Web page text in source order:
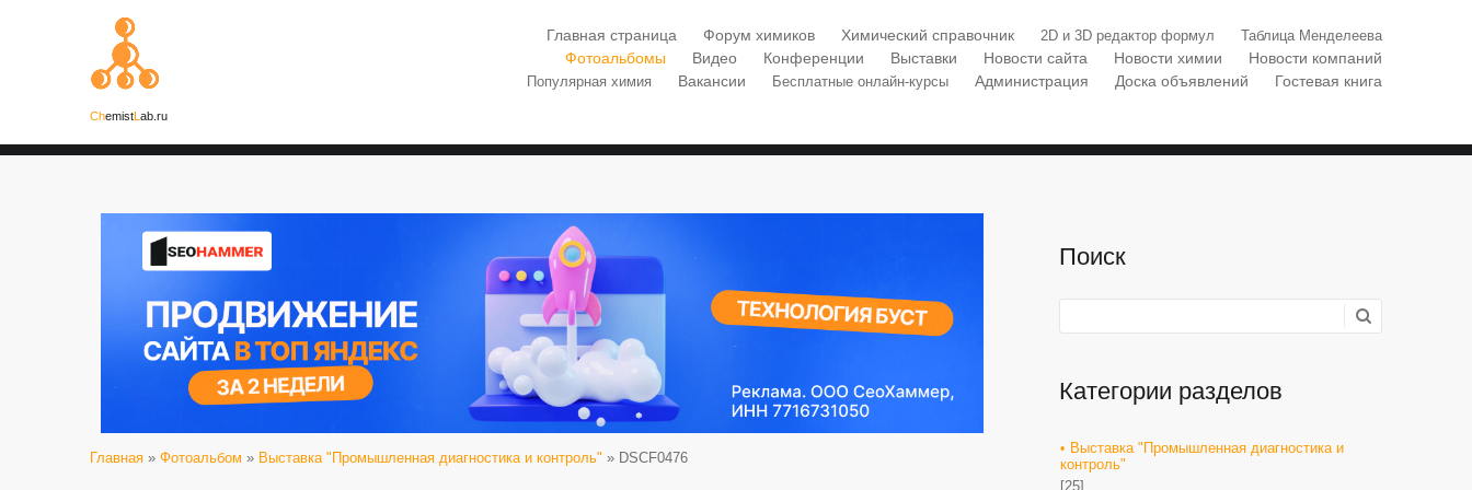
ChemistL ab.ru
Главная страница Форум химиков Химический справочник 2D и 3D редактор формул Таблица Менделеева
Фотоальбомы Видео Конференции Выставки Новости сайта Новости химии Новости компаний
Популярная химия Вакансии Бесплатные онлайн-курсы Администрация Доска объявлений Гостевая книга
Главная » Фотоальбом » Выставка "Промышленная диагностика и контроль" » DSCF0476
Поиск
Категории разделов
Выставка "Промышленная диагностика и
контроль"
[25]